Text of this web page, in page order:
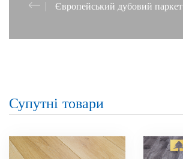
Європейський дубовий паркет
Супутні товари